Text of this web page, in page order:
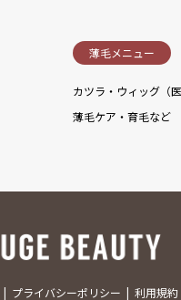
薄毛メニュー
カツラ・ウィッグ（医
薄毛ケア・育毛など
プライバシーポリシー 利用規約